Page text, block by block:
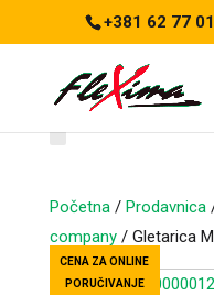
+381 62 77
Početna/ Prodavnica
company/ Gletarica
CENA ZA ONLINE
PORUČIVANJE